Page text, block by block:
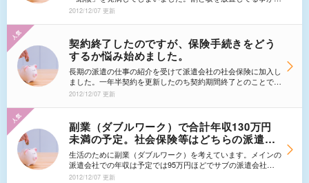
く、周囲の人間が無理やり病院に行かせたら結核だったとの事
た。他人に伝染さないので通院治療ですが、治療をしていて副
作用が出てしまい労働が困難となっています。 働きたい気
持ちはあるのですが、医者からはなるべく体を休めた方が良い
との事でした。通院の時間は労働外なので派遣だと手取りが減
ってしまうのも大きな痛手です。少し体調が悪くても無理して
行くのですが（生活がかかっているので）死病とも言われた病
け取りながら治療をしつつ今の現状でもできる仕事を求職しよ
うと思うですが、このケースだと会社都合で退職ということが
できるでしょうか？
2012/12/07 更新
契約終了したのですが、保険手続きをどう
するか悩み始めました。
長期の派遣の仕事の紹介を受けて派遣会社の社会保険に加入し
ました。一年半契約を更新したのち契約期間終了とのことで３
月３１日付けで社会保険喪失の手続きをしました。派遣会社か
要することになりました。次の仕事がなかなか決まらないので
国民健康保険等の手続きをするべきか悩み始めました。
2012/12/07 更新
副業（ダブルワーク）で合計年収130万円
未満の予定。社会保険等はどちらの派遣会
社で入る？個人で加入？
生活のために副業（ダブルワーク）を考えています。メインの
派遣会社での年収は予定では95万円ほどでサブの派遣会社で
は年収15万円ほどの予定です。社会保険等はどちらで加入す
2012/12/07 更新